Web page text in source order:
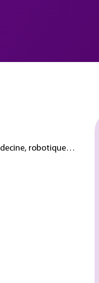
robotique…